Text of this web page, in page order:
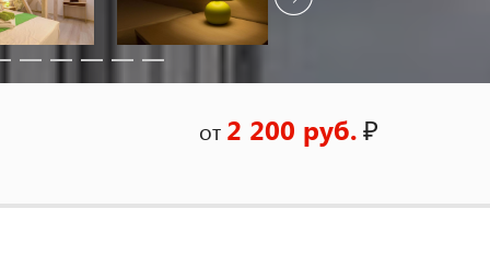
от 2 200 руб.₽